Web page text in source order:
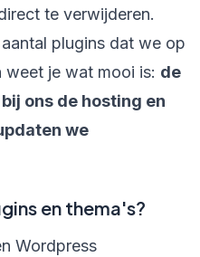
te verwijderen.
plugins dat we op
je wat mooi is: de
ons de hosting en
we
en thema's?
Wordpress